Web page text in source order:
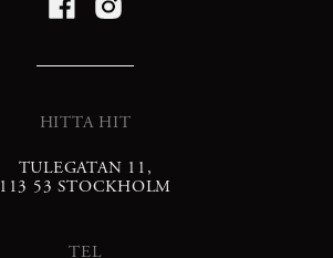
HITTA HIT
TULEGATAN 11,
113 53 STOCKHOLM
TEL